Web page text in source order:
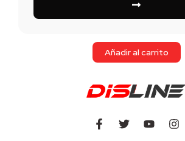
ENVASE ALUMINIO 2400cc
Añadir al carrito